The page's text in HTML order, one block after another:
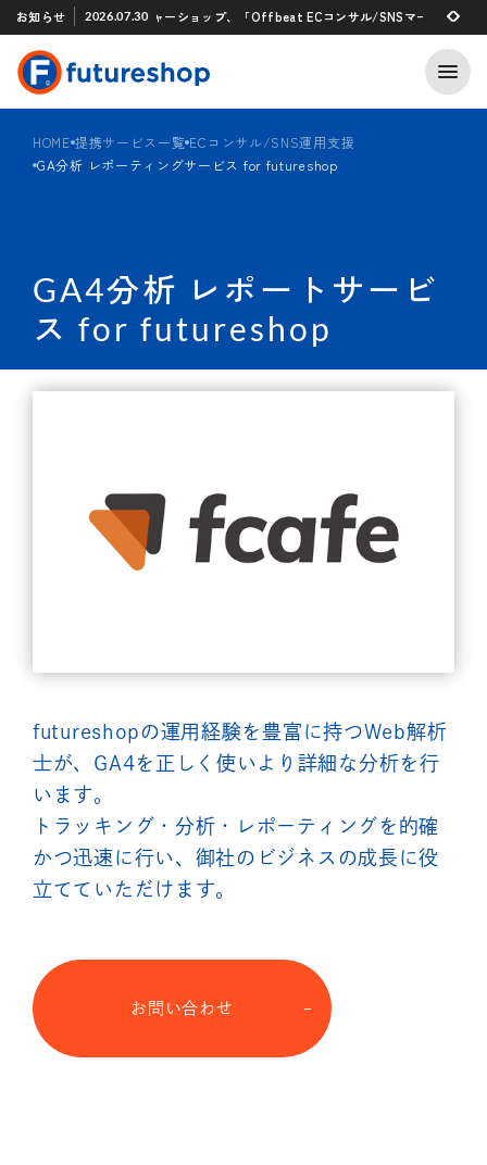
お知らせ
アプリ 「STAFF START」とのタグ連携を開始
2026.07.30
フューチャーショップ、「Offbeat ECコンサル/SNSマーケティング支援
2026.07.29
HOME 提携サービス一覧 ECコンサル/SNS運用支援
GA分析 レポーティングサービス for futureshop
GA4分析 レポートサービ
ス for futureshop
futureshopの運用経験を豊富に持つWeb解析
士が、GA4を正しく使いより詳細な分析を行
います。
トラッキング・分析・レポーティングを的確
かつ迅速に行い、御社のビジネスの成長に役
立てていただけます。
お問い合わせ